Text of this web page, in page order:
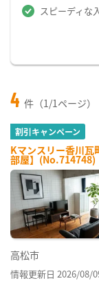
スピーディな
4 件（1/1ページ）
割引キャンペーン
Kマンスリー香川瓦
部屋】(No.714748)
高松市
情報更新日 2026/08/